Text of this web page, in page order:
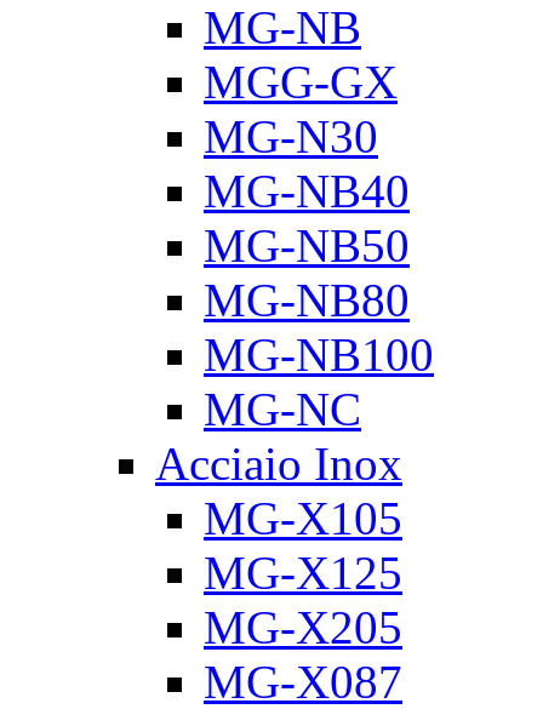
MG-NB
MGG-GX
MG-N30
MG-NB40
MG-NB50
MG-NB80
MG-NB100
MG-NC
Acciaio Inox
MG-X105
MG-X125
MG-X205
MG-X087